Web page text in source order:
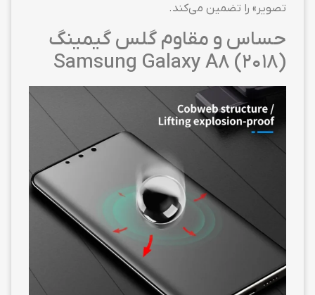
تصویر» را تضمین می‌کند.
حساس و مقاوم گلس گیمینگ
Samsung Galaxy A8 (2018)